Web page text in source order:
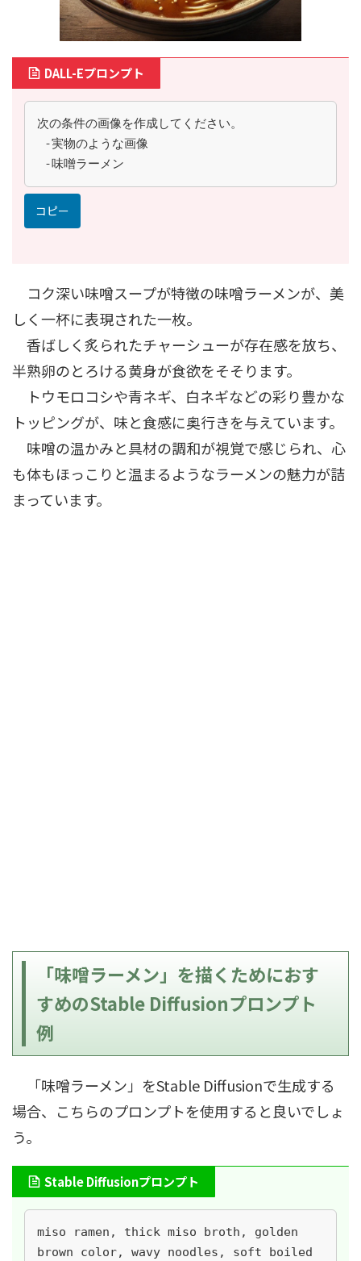
DALL-Eプロンプト
次の条件の画像を作成してください。
-実物のような画像
-味噌ラーメン
コピー
コク深い味噌スープが特徴の味噌ラーメンが、美
しく一杯に表現された一枚。
香ばしく炙られたチャーシューが存在感を放ち、
半熟卵のとろける黄身が食欲をそそります。
トウモロコシや青ネギ、白ネギなどの彩り豊かな
トッピングが、味と食感に奥行きを与えています。
味噌の温かみと具材の調和が視覚で感じられ、心
も体もほっこりと温まるようなラーメンの魅力が詰
まっています。
「味噌ラーメン」を描くためにおす
すめのStable Diffusionプロンプト
例
「味噌ラーメン」をStable Diffusionで生成する
場合、こちらのプロンプトを使用すると良いでしょ
う。
Stable Diffusionプロンプト
miso ramen, thick miso broth, golden
brown color, wavy noodles, soft boiled